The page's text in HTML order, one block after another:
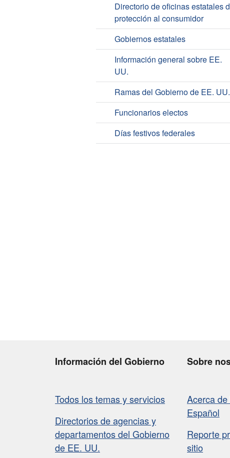
Directorio de oficinas estatales
protección al consumidor
Gobiernos estatales
Información general sobre EE.
UU.
Ramas del Gobierno de EE. UU.
Funcionarios electos
Días festivos federales
Información del Gobierno
Todos los temas y servicios
Directorios de agencias y
departamentos del Gobierno
de EE. UU.
Sobre
Acerca
Español
Reporte
sitio